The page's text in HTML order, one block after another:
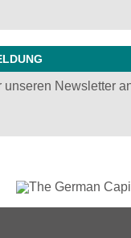
unseren Newsletter